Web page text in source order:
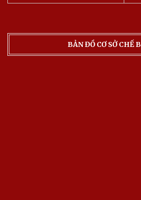
BẢN ĐỒ CƠ SỞ CHẾ